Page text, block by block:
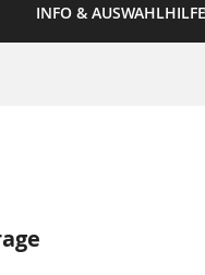
INFO & AUSWAHLHILFE